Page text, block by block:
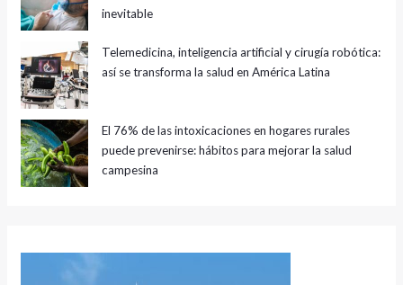
inevitable
Telemedicina, inteligencia artificial y cirugía robótica:
así se transforma la salud en América Latina
El 76% de las intoxicaciones en hogares rurales
puede prevenirse: hábitos para mejorar la salud
campesina